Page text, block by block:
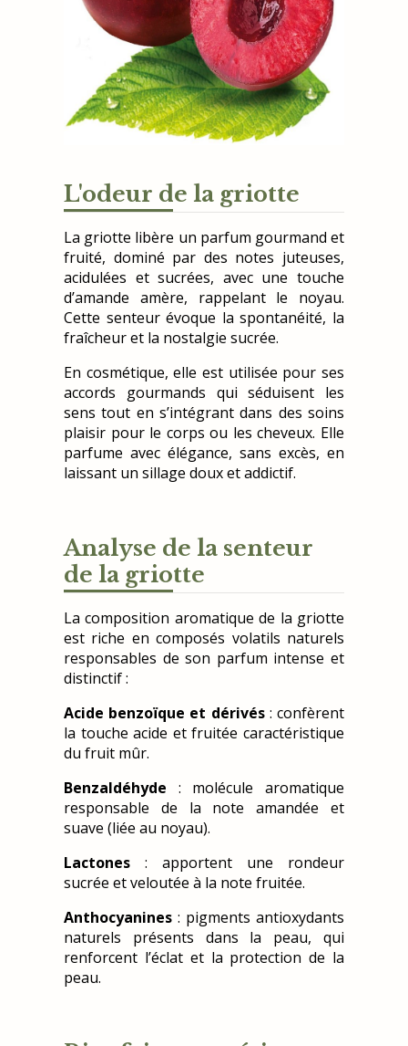
L'odeur de la griotte
La griotte libère un parfum gourmand et
fruité, dominé par des notes juteuses,
acidulées et sucrées, avec une touche
d’amande amère, rappelant le noyau.
Cette senteur évoque la spontanéité, la
fraîcheur et la nostalgie sucrée.
En cosmétique, elle est utilisée pour ses
accords gourmands qui séduisent les
sens tout en s’intégrant dans des soins
plaisir pour le corps ou les cheveux. Elle
parfume avec élégance, sans excès, en
laissant un sillage doux et addictif.
Analyse de la senteur
de la griotte
La composition aromatique de la griotte
est riche en composés volatils naturels
responsables de son parfum intense et
distinctif :
Acide benzoïque et dérivés: confèrent
la touche acide et fruitée caractéristique
du fruit mûr.
Benzaldéhyde : molécule aromatique
responsable de la note amandée et
suave (liée au noyau).
Lactones : apportent une rondeur
sucrée et veloutée à la note fruitée.
Anthocyanines : pigments antioxydants
naturels présents dans la peau, qui
renforcent l’éclat et la protection de la
peau.